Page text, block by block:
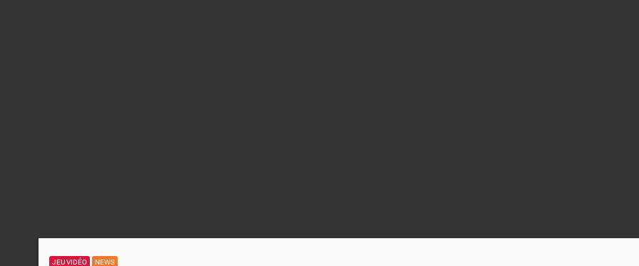
JEU VIDÉO NEWS